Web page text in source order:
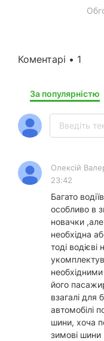
Коментарі • 1
За популярністю
Олексій
23:42
Багато
особливо в
новачки
необхідна
тоді
його
взагалі для
автомобілі
шини, хоча
зимові шини